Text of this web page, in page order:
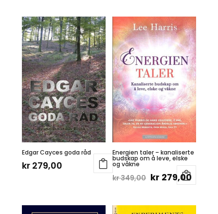
Edgar Cayces goda råd
kr279,00
Energien taler – kanaliserte
budskap om å leve, elske
og våkne
kr349,00 Opprinnelig
var:
kr 279,00
er: